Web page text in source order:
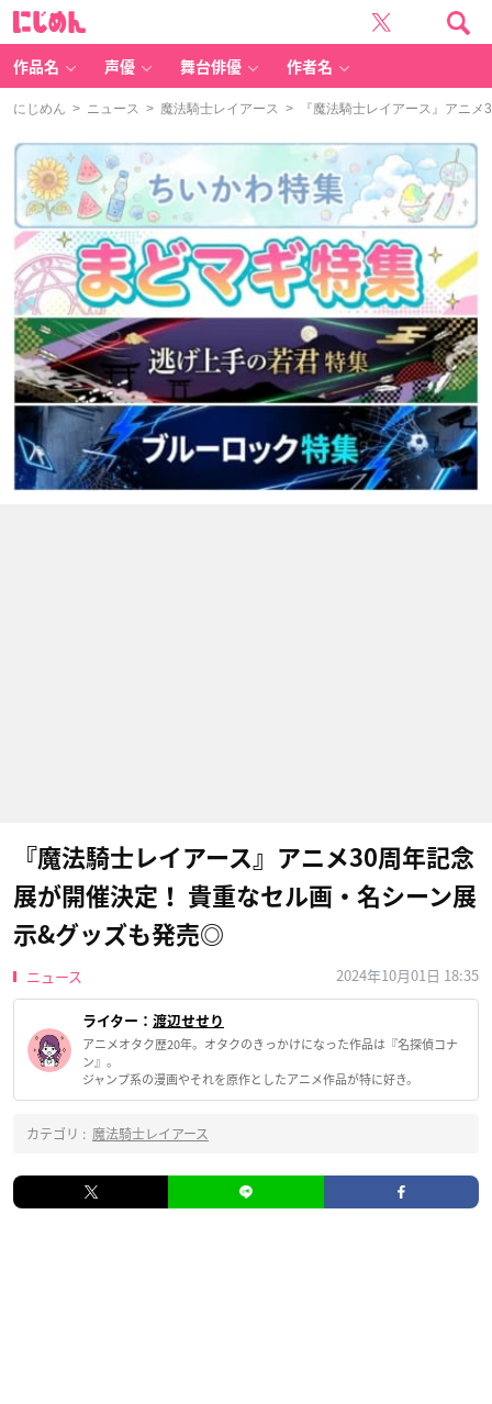
作品名 声優 舞台俳優 作者名
にじめん > ニュース > 魔法騎士レイアース > 『魔法騎士レイアース』アニメ
『魔法騎士レイアース』アニメ30周年記念
展が開催決定！ 貴重なセル画・名シーン展
示&グッズも発売◎
ニュース 2024年10月01日 18:35
ライター： 渡辺せせり
アニメオタク歴20年。オタクのきっかけになった作品は『名探偵コナ
ン』。
ジャンプ系の漫画やそれを原作としたアニメ作品が特に好き。
カテゴリ : 魔法騎士レイアース